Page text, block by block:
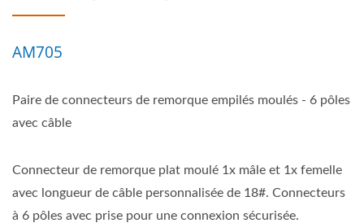
AM705
Paire de connecteurs de remorque empilés moulés - 6 pôles
avec câble
Connecteur de remorque plat moulé 1x mâle et 1x femelle
avec longueur de câble personnalisée de 18#. Connecteurs
à 6 pôles avec prise pour une connexion sécurisée.